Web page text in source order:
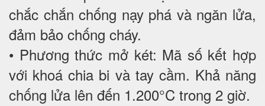
chắc chắn chống nạy phá và ngăn lửa,
đảm bảo chống cháy.
• Phương thức mở két: Mã số kết hợp
với khoá chia bi và tay cầm. Khả năng
chống lửa lên đến 1.200°C trong 2 giờ.